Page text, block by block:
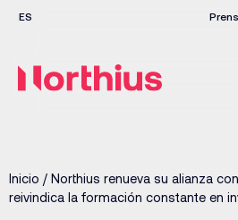
Inicio / Northius renueva su alianza
reivindica la formación constante en